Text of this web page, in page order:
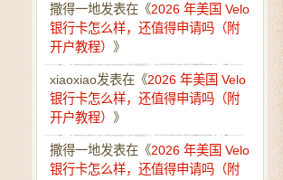
撒得一地发表在《2026 年美国 Velo
银行卡怎么样，还值得申请吗（附
开户教程） 》
xiaoxiao发表在《2026 年美国 Velo
银行卡怎么样，还值得申请吗（附
开户教程） 》
撒得一地发表在《2026 年美国 Velo
银行卡怎么样，还值得申请吗（附